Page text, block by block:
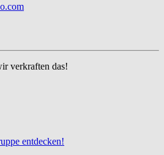
verkraften das!
entdecken!